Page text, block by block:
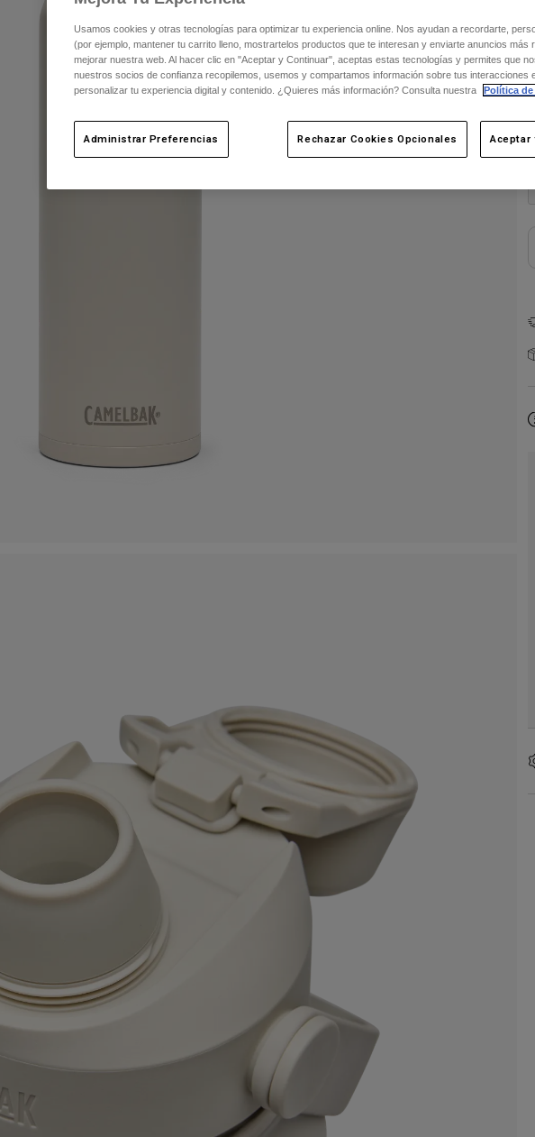
Usamos cookies y otras tecnologías para optimizar tu experiencia online. Nos ayudan a recordarte,
(por ejemplo, mantener tu carrito lleno, mostrartelos productos que te interesan y enviarte anuncios más
mejorar nuestra web. Al hacer clic en "Aceptar y Continuar", aceptas estas tecnologías y permites que
nuestros socios de confianza recopilemos, usemos y compartamos información sobre tus interacciones
personalizar tu experiencia digital y contenido. ¿Quieres más información? Consulta nuestra
Política
Administrar Preferencias Rechazar Cookies Opcionales Aceptar